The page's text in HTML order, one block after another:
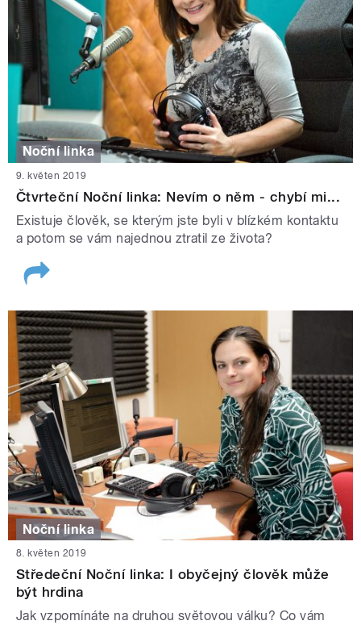
Noční linka
9. květen 2019
Čtvrteční Noční linka: Nevím o něm - chybí mi...
Existuje člověk, se kterým jste byli v blízkém kontaktu
a potom se vám najednou ztratil ze života?
Noční linka
8. květen 2019
Středeční Noční linka: I obyčejný člověk může
být hrdina
Jak vzpomínáte na druhou světovou válku? Co vám